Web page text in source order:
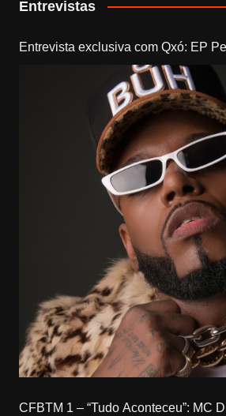
Entrevistas
Entrevista exclusiva com Qxó: EP
CFBTM 1 – “Tudo Aconteceu”: MC Du Black realiza